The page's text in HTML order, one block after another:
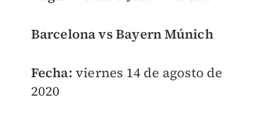
Barcelona vs Bayern Múnich
Fecha: viernes 14 de agosto de
2020